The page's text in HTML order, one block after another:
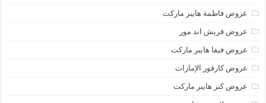
عروض فاطمة هايبر ماركت
عروض فريش اند مور
عروض فيفا هايبر ماركت
عروض كارفور الإمارات
عروض كنز هايبر ماركت